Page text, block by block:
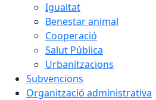
Igualtat
Benestar animal
Cooperació
Salut Pública
Urbanitzacions
Subvencions
Organització administrativa